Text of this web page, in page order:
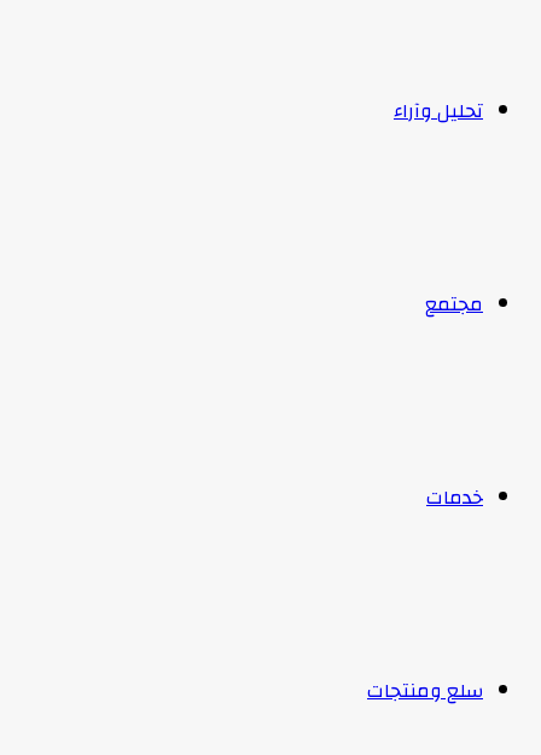
تحليل وآراء
مجتمع
خدمات
سلع ومنتجات